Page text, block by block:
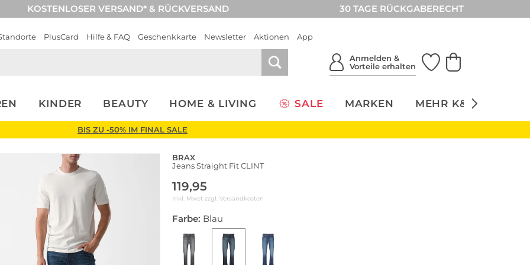
KOSTENLOSER VERSAND* & RÜCKVERSAND 30 TAGE RÜCKGABERECHT
PlusCard Hilfe & FAQ Geschenkkarte Newsletter Aktionen App
Anmelden &
Vorteile erhalten
KINDER BEAUTY HOME & LIVING SALE MARKEN MEHR K&Ö
BIS ZU -50% IM FINAL SALE
BRAX
Jeans Straight Fit CLINT
119,95
inkl. Mwst zzgl. Versandkosten
Farbe: Blau